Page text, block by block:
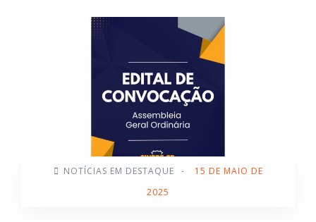
NOTÍCIAS EM DESTAQUE -
15 DE MAIO DE
2025